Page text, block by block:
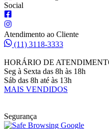
Social
Atendimento ao Cliente
(11) 3118-3333
HORÁRIO DE
Seg à Sexta das 8h às 18h
Sáb das 8h até às 13h
MAIS VENDIDOS
Segurança